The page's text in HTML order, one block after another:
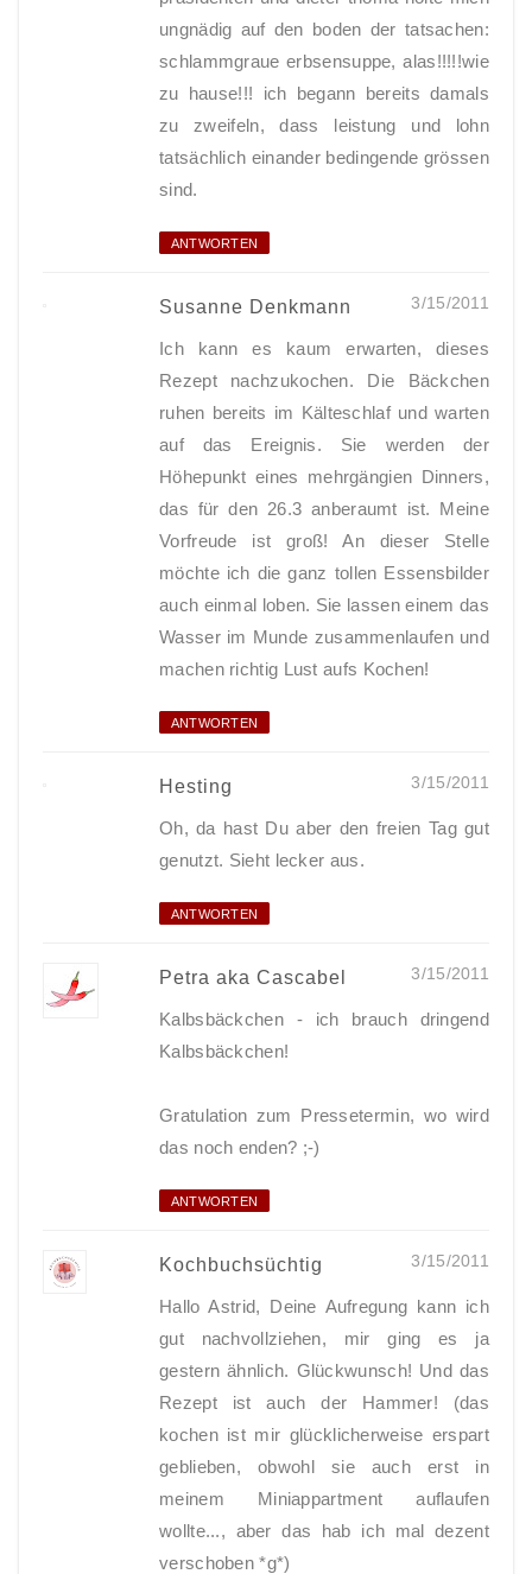
ungnädig auf den boden der tatsachen:
schlammgraue erbsensuppe, alas!!!!!wie
zu hause!!! ich begann bereits damals
zu zweifeln, dass leistung und lohn
tatsächlich einander bedingende grössen
sind.
ANTWORTEN
Susanne Denkmann 3/15/2011
Ich kann es kaum erwarten, dieses
Rezept nachzukochen. Die Bäckchen
ruhen bereits im Kälteschlaf und warten
auf das Ereignis. Sie werden der
Höhepunkt eines mehrgängien Dinners,
das für den 26.3 anberaumt ist. Meine
Vorfreude ist groß! An dieser Stelle
möchte ich die ganz tollen Essensbilder
auch einmal loben. Sie lassen einem das
Wasser im Munde zusammenlaufen und
machen richtig Lust aufs Kochen!
ANTWORTEN
Hesting 3/15/2011
Oh, da hast Du aber den freien Tag gut
genutzt. Sieht lecker aus.
ANTWORTEN
Petra aka Cascabel 3/15/2011
Kalbsbäckchen - ich brauch dringend
Kalbsbäckchen!
Gratulation zum Pressetermin, wo wird
das noch enden? ;-)
ANTWORTEN
Kochbuchsüchtig 3/15/2011
Hallo Astrid, Deine Aufregung kann ich
gut nachvollziehen, mir ging es ja
gestern ähnlich. Glückwunsch! Und das
Rezept ist auch der Hammer! (das
kochen ist mir glücklicherweise erspart
geblieben, obwohl sie auch erst in
meinem Miniappartment auflaufen
wollte..., aber das hab ich mal dezent
verschoben *g*)